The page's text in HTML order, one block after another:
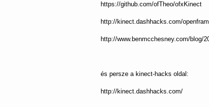
https://github.com/ofTheo/ofxKinect
http://kinect.dashhacks.com/
http://www.benmcchesney.com/blog/
és persze a kinect-hacks oldal:
http://kinect.dashhacks.com/